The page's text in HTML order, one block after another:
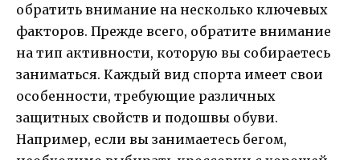
обратить внимание на несколько ключевых
факторов. Прежде всего, обратите внимание
на тип активности, которую вы собираетесь
заниматься. Каждый вид спорта имеет свои
особенности, требующие различных
защитных свойств и подошвы обуви.
Например, если вы занимаетесь бегом,